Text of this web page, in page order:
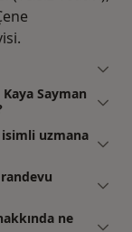
Sayman
isimli uzmana
ne